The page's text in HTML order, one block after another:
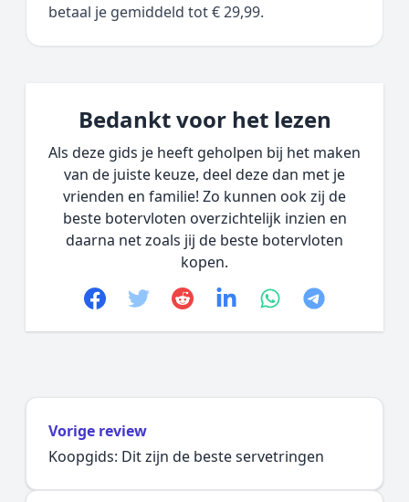
betaal je gemiddeld tot € 29,99.
Bedankt voor het lezen
Als deze gids je heeft geholpen bij het maken
van de juiste keuze, deel deze dan met je
vrienden en familie! Zo kunnen ook zij de
beste botervloten overzichtelijk inzien en
daarna net zoals jij de beste botervloten
kopen.
Facebook
TwitterRedditlinkedinwhatsapp
telegram
Vorige review
Koopgids: Dit zijn de beste servetringen